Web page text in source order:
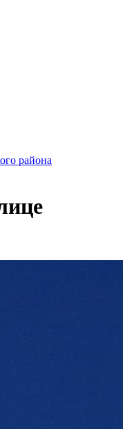
района